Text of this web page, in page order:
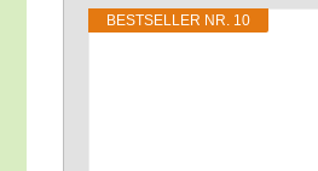
BEST­SEL­LER NR. 10